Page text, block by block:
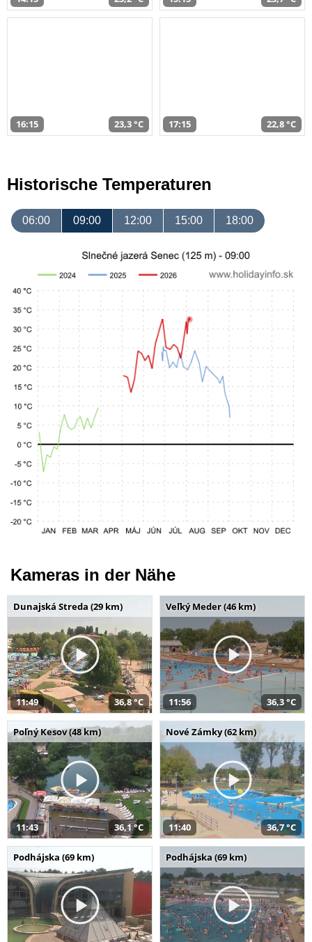
16:15 23,3 °C 17:15 22,8 °C
Historische Temperaturen
06:00 09:00 12:00 15:00 18:00
Kameras in der Nähe
Dunajská Streda (29 km)
11:49 36,8 °C
Veľký Meder (46 km)
11:56 36,3 °C
Poľný Kesov (48 km)
11:43 36,1 °C
Nové Zámky (62 km)
11:40 36,7 °C
Podhájska (69 km) Podhájska (69 km)